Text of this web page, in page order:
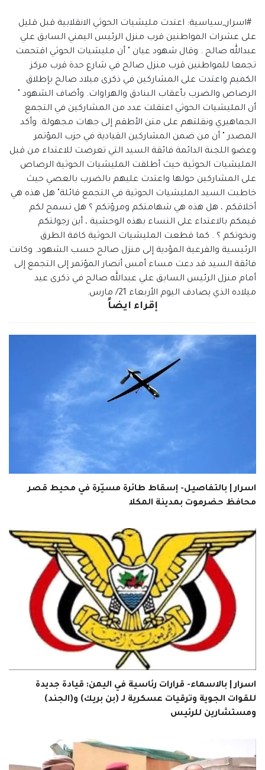
#اسرار_سياسية: اعتدت مليشيات الحوثي الانقلابية قبل قليل
على عشرات المواطنين قرب منزل الرئيس اليمني السابق علي
عبدالله صالح . وقال شهود عيان " أن مليشيات الحوثي اقتحمت
تجمعا للمواطنين قرب منزل صالح في شارع حدة قرب مركز
الكميم واعتدت على المشاركين في ذكرى ميلاد صالح بإطلاق
الرصاص والضرب بأعقاب البنادق والهراوات. وأضاف الشهود "
أن المليشيات الحوثي اعتقلت عدد من المشاركين في التجمع
الجماهيري ونقلتهم على متن الأطقم إلى جهات مجهولة. وأكد
المصدر " أن من ضمن المشاركين القيادية في حزب المؤتمر
وعضو اللجنة الدائمة فائقة السيد التي تعرضت للاعتداء من قبل
المليشيات الحوثية حيث أطلقت المليشيات الحوثية الرصاص
على المشاركين حولها واعتدت عليهم بالضرب بالعصي حيث
خاطبت السيد المليشيات الحوثية في التجمع قائلة" هل هذه هي
أخلاقكم ، هل هذه هي شهامتكم ومرؤتكم ؟ هل تسمح لكم
قيمكم بالاعتداء على النساء بهذه الوحشية ، أين رجولتكم
ونخوتكم ؟ . كما قطعت المليشيات الحوثية كافة الطرق
الرئيسية والفرعية المؤدية إلى منزل صالح حسب الشهود. وكانت
فائقة السيد قد دعت مساء أمس أنصار المؤتمر إلى التجمع إلى
أمام منزل الرئيس السابق علي عبدالله صالح في ذكرى عيد
ميلاده الذي يصادف اليوم الأربعاء 21/ مارس.
إقراء ايضاً
اسرار | بالتفاصيل- إسقاط طائرة مسيّرة في محيط قصر
محافظ حضرموت بمدينة المكلا
اسرار | بالاسماء- قرارات رئاسية في اليمن: قيادة جديدة
للقوات الجوية وترقيات عسكرية لـ (بن بريك) و(الجند)
ومستشارين للرئيس